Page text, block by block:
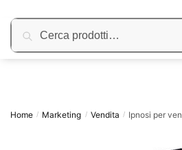
Cerca:Cerca
Home / Marketing / Vendita / Ipnosi per